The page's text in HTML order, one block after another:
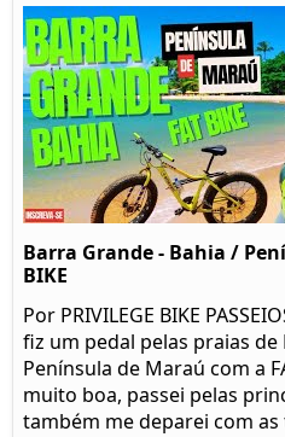
Barra Grande - Bahia /
BIKE
Por PRIVILEGE BIKE
fiz um pedal pelas praias de
Península de Maraú com a
muito boa, passei pelas
também me deparei com